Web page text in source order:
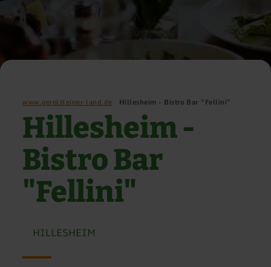
www.gerolsteiner-land.de Hillesheim - Bistro Bar "Fellini"
Hillesheim -
Bistro Bar
"Fellini"
HILLESHEIM